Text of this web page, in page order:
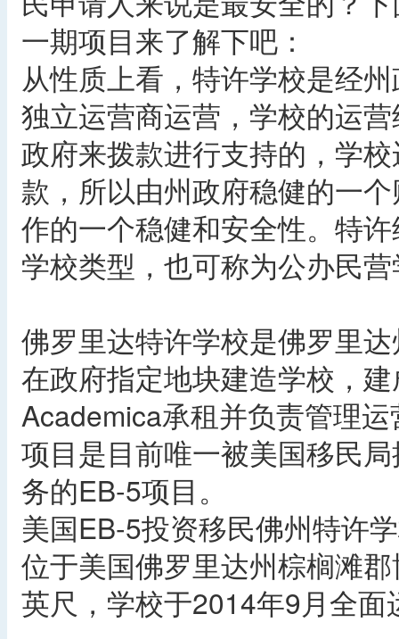
一期项目来了解下吧：
从性质上看，特许学校是经
独立运营商运营，学校的运
政府来拨款进行支持的，学
款，所以由州政府稳健的一
作的一个稳健和安全性。特
学校类型，也可称为公办民
佛罗里达特许学校是佛罗里
在政府指定地块建造学校，
Academica承租并负责管理
项目是目前唯一被美国移民
务的EB-5项目。
美国EB-5投资移民佛州特许
位于美国佛罗里达州棕榈滩
英尺，学校于2014年9月全